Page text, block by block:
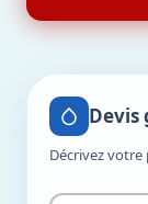
Décrivez